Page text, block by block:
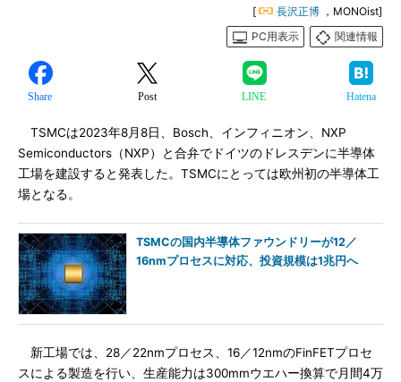
[ 長沢正博 ，MONOist]
PC用表示
関連情報
Share Post LINE Hatena
TSMCは2023年8月8日、Bosch、インフィニオン、NXP
Semiconductors（NXP）と合弁でドイツのドレスデンに半導体
工場を建設すると発表した。TSMCにとっては欧州初の半導体工
場となる。
TSMCの国内半導体ファウンドリーが12／
16nmプロセスに対応、投資規模は1兆円へ
新工場では、28／22nmプロセス、16／12nmのFinFETプロセ
スによる製造を行い、生産能力は300mmウエハー換算で月間4万